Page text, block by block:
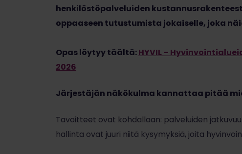
henkilöstöpalveluiden
oppaaseen tutustumista jokaiselle, joka
Opas löytyy täältä:HYVIL –
2026
Järjestäjän näkökulma kannattaa pitää
Tavoitteet ovat kohdallaan: palveluiden
hallinta ovat juuri niitä kysymyksiä, joita